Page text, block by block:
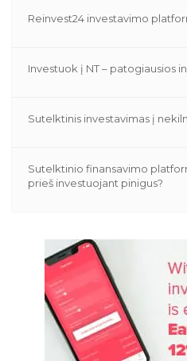
Reinvest24 investavimo
Investuok į NT – patogiausios
Sutelktinis investavimas į
Sutelktinio finansavimo
prieš investuojant pinigus?